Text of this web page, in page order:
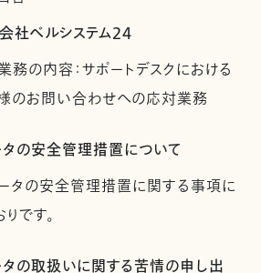
社ベルシステム24
務の内容：サポートデスクにおける
のお問い合わせへの応対業務
の安全管理措置について
タの安全管理措置に関する事項に
です。
の取扱いに関する苦情の申し出